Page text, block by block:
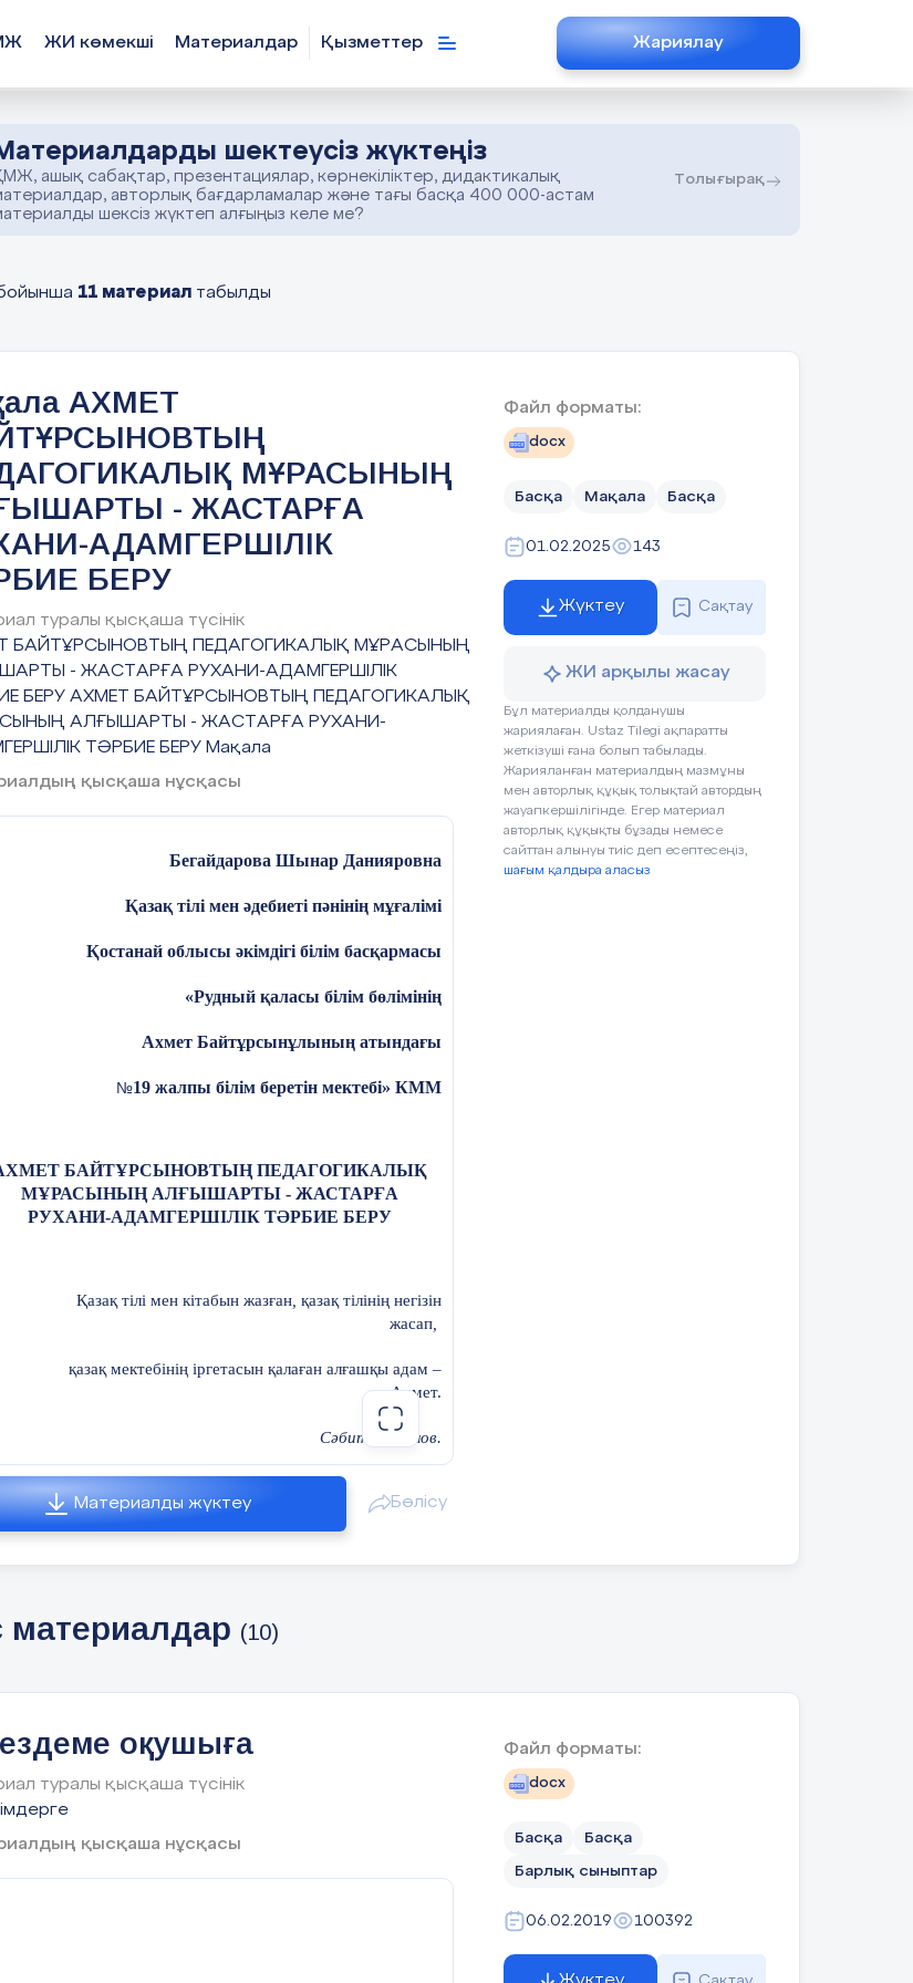
ЖИ көмекші Материалдар Қызметтер Жариялау
шектеусіз жүктеңіз
ашық сабақтар, презентациялар, көрнекіліктер, дидактикалық
авторлық бағдарламалар және тағы басқа 400 000-астам
шексіз жүктеп алғыңыз келе ме?
Толығырақ
11 материал табылды
АХМЕТ
МҰРАСЫНЫҢ
- ЖАСТАРҒА
АДАМГЕРШІЛІК
БЕРУ
туралы қысқаша түсінік
БАЙТҰРСЫНОВТЫҢ ПЕДАГОГИКАЛЫҚ МҰРАСЫНЫҢ
- ЖАСТАРҒА РУХАНИ-АДАМГЕРШІЛІК
БЕРУ АХМЕТ БАЙТҰРСЫНОВТЫҢ ПЕДАГОГИКАЛЫҚ
АЛҒЫШАРТЫ - ЖАСТАРҒА РУХАНИ-
ТӘРБИЕ БЕРУ Мақала
қысқаша нұсқасы
Бегайдарова Шынар Данияровна
Қазақ тілі мен әдебиеті пәнінің мұғалімі
Қостанай облысы әкімдігі білім басқармасы
«Рудный қаласы білім бөлімінің
Ахмет Байтұрсынұлының атындағы
№19 жалпы білім беретін мектебі» КММ
БАЙТҰРСЫНОВТЫҢ ПЕДАГОГИКАЛЫҚ
МҰРАСЫНЫҢ АЛҒЫШАРТЫ - ЖАСТАРҒА
РУХАНИ-АДАМГЕРШІЛІК ТӘРБИЕ БЕРУ
Қазақ тілі мен кітабын жазған, қазақ тілінің негізін
жасап,
қазақ мектебінің іргетасын қалаған алғашқы адам –
Ахмет.
Сәбит Мұқанов.
Қазақстан Республикасында білім берудің түйінді
арттыруға, инновациялар мен көшбасшылықты
ескере отырып, мектептегі білім беру мазмұны
жоғары білім беру жүйесінің мәселелерін
мазмұнын, оқыту әдістері мен нысандарын, өскелең
рухани – эстетикалық тәрбиелеуді жетілдірген
Байтұрсыновтың есімімен байланысты. Бұл
өзекті болып табылады, өйткені Қазақстанның
Материалды жүктеу Бөлісу
Файл форматы:
docx
Басқа Мақала Басқа
01.02.2025 143
Жүктеу Сақтау
ЖИ арқылы жасау
Бұл материалды қолданушы
жариялаған. Ustaz Tilegi ақпаратты
жеткізуші ғана болып табылады.
Жарияланған материалдың мазмұны
мен авторлық құқық толықтай автордың
жауапкершілігінде. Егер материал
авторлық құқықты бұзады немесе
сайттан алынуы тиіс деп есептесеңіз,
шағым қалдыра аласыз
материалдар (10)
оқушыға
туралы қысқаша түсінік
қысқаша нұсқасы
Файл форматы:
docx
Басқа Басқа
Барлық сыныптар
06.02.2019 100392